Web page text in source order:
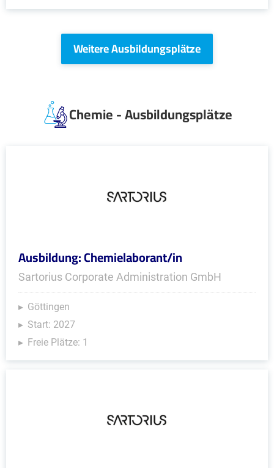
Weitere Ausbildungsplätze
Chemie - Ausbildungsplätze
Ausbildung: Chemielaborant/in
Sartorius Corporate Administration GmbH
Göttingen
Start: 2027
Freie Plätze: 1